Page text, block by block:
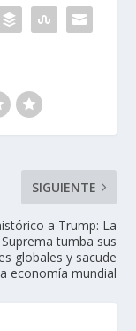
SIGUIENTE
a Trump: La
tumba sus
globales y sacude
economía mundial